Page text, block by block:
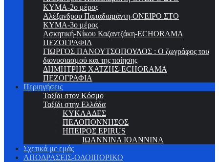
ΚΥΜΑ-2ο μέρος
Αλέξανδρου Παπαδιαμάντη-ΟΝΕΙΡΟ ΣΤΟ
ΚΥΜΑ-3ο μέρος
Ασκητική-Νίκου Καζαντζάκη-ECHORAMA
ΠΕΖΟΓΡΑΦΙΑ
ΓΙΩΡΓΟΣ ΠΑΝΟΥΤΣΟΠΟΥΛΟΣ : Ο ζωγράφος του
διονυσιασμού και της ποίησης
ΔΗΜΗΤΡΗΣ ΧΑΤΖΗΣ-ECHORAMA
ΠΕΖΟΓΡΑΦΙΑ
Περιηγήσεις
Ταξίδι στον Κόσμο
Ταξίδι στην Ελλάδα
ΚΥΚΛΑΔΕΣ
ΠΕΛΟΠΟΝΝΗΣΟΣ
ΗΠΕΙΡΟΣ EPIRUS
ΙΩΑΝΝΙΝΑ IOANNINA
Σχετικά με εμάς
ΑΠΟΔΡΑΣΕΙΣ-ΟΔΟΙΠΟΡΙΚΟ